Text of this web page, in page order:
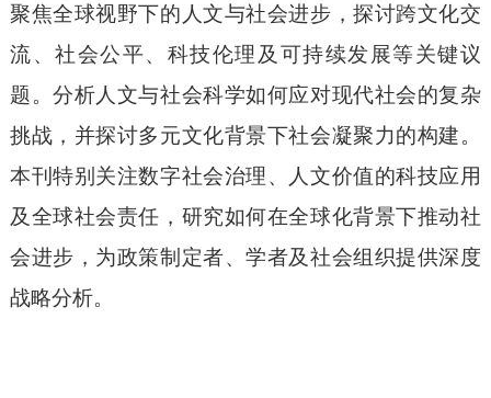
聚焦全球视野下的人文与社会进步，探讨跨文化交
流、社会公平、科技伦理及可持续发展等关键议
题。分析人文与社会科学如何应对现代社会的复杂
挑战，并探讨多元文化背景下社会凝聚力的构建。
本刊特别关注数字社会治理、人文价值的科技应用
及全球社会责任，研究如何在全球化背景下推动社
会进步，为政策制定者、学者及社会组织提供深度
战略分析。